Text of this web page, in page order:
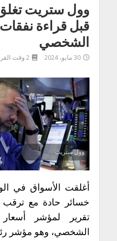
وول ستريت
قبل قراءة نفقات
الشخصي
30 مايو، 2024 2 وقت القراءة بالدقيقة
وول ستريت
أغلقت الأسواق في
خسائر حادة مع ترقب
تقرير لمؤشر أسعار
الشخصي، وهو مؤشر